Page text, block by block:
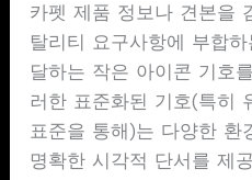
카펫 제품 정보나 견본을
탈리티 요구사항에 부합
달하는 작은 아이콘 기호
러한 표준화된 기호(특히
표준을 통해)는 다양한 환
명확한 시각적 단서를 제